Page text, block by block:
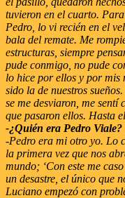
tuvieron en el cuarto.
Pedro, lo vi recién en el
bala del remate. Me
estructuras, siempre
pude conmigo, no pude
lo hice por ellos y por mis
sido la de nuestros
se me desviaron, me sentí
que pasaron ellos. Hasta
-¿Quién era Pedro
-Pedro era mi otro yo. Lo
la primera vez que nos
mundo; ‘Con este me
un desastre, el único que
Luciano empezó con